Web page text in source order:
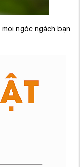
ngóc ngách bạn